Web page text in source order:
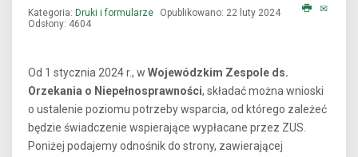
Kategoria: Druki i formularze
Opublikowano: 22 luty 2024
Odsłony: 4604
Od 1 stycznia 2024 r., w Wojewódzkim Zespole ds.
Orzekania o Niepełnosprawności, składać można wnioski
o ustalenie poziomu potrzeby wsparcia, od którego zależeć
będzie świadczenie wspierające wypłacane przez ZUS.
Poniżej podajemy odnośnik do strony, zawierającej